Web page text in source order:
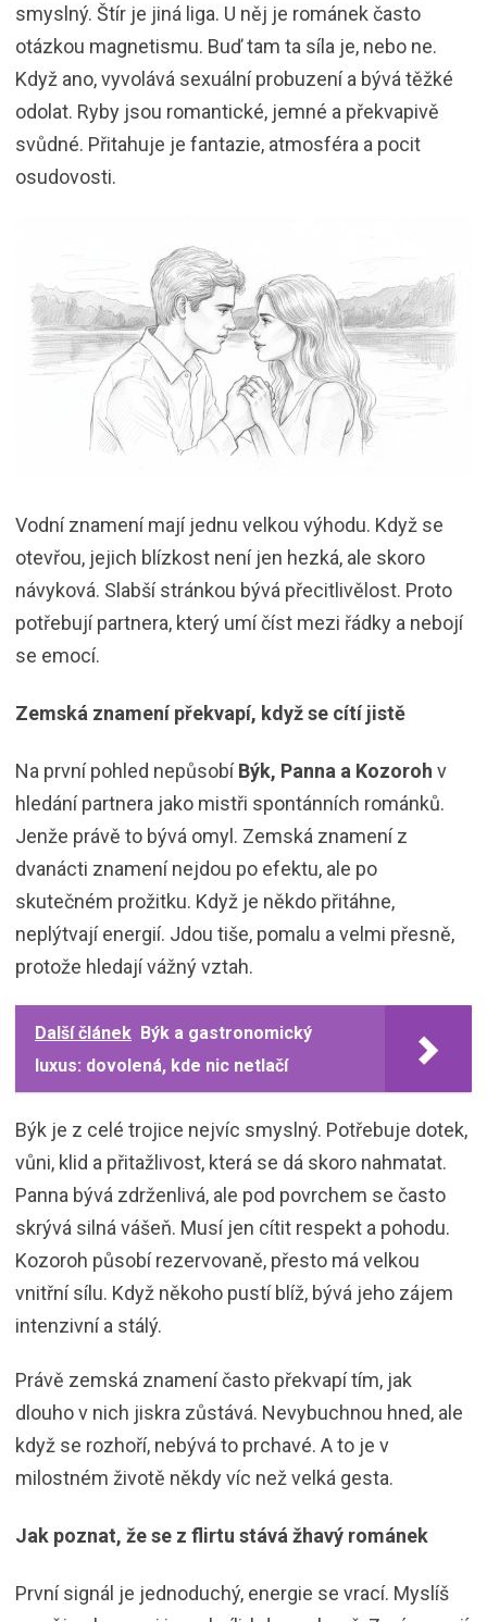
smyslný. Štír je jiná liga. U něj je románek často
otázkou magnetismu. Buď tam ta síla je, nebo ne.
Když ano, vyvolává sexuální probuzení a bývá těžké
odolat. Ryby jsou romantické, jemné a překvapivě
svůdné. Přitahuje je fantazie, atmosféra a pocit
osudovosti.
Vodní znamení mají jednu velkou výhodu. Když se
otevřou, jejich blízkost není jen hezká, ale skoro
návyková. Slabší stránkou bývá přecitlivělost. Proto
potřebují partnera, který umí číst mezi řádky a nebojí
se emocí.
Zemská znamení překvapí, když se cítí jistě
Na první pohled nepůsobíBýk, Panna a Kozoroh v
hledání partnera jako mistři spontánních románků.
Jenže právě to bývá omyl. Zemská znamení z
dvanácti znamení nejdou po efektu, ale po
skutečném prožitku. Když je někdo přitáhne,
neplýtvají energií. Jdou tiše, pomalu a velmi přesně,
protože hledají vážný vztah.
Další článek Býk a gastronomický
luxus: dovolená, kde nic netlačí
Býk je z celé trojice nejvíc smyslný. Potřebuje dotek,
vůni, klid a přitažlivost, která se dá skoro nahmatat.
Panna bývá zdrženlivá, ale pod povrchem se často
skrývá silná vášeň. Musí jen cítit respekt a pohodu.
Kozoroh působí rezervovaně, přesto má velkou
vnitřní sílu. Když někoho pustí blíž, bývá jeho zájem
intenzivní a stálý.
Právě zemská znamení často překvapí tím, jak
dlouho v nich jiskra zůstává. Nevybuchnou hned, ale
když se rozhoří, nebývá to prchavé. A to je v
milostném životě někdy víc než velká gesta.
Jak poznat, že se z flirtu stává žhavý románek
První signál je jednoduchý, energie se vrací. Myslíš